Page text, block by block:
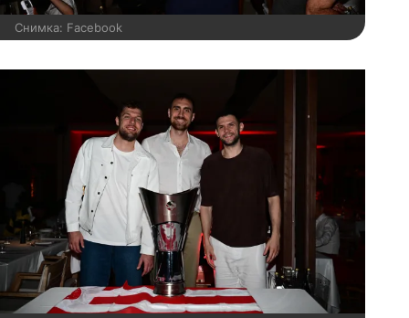
Снимка: Facebook